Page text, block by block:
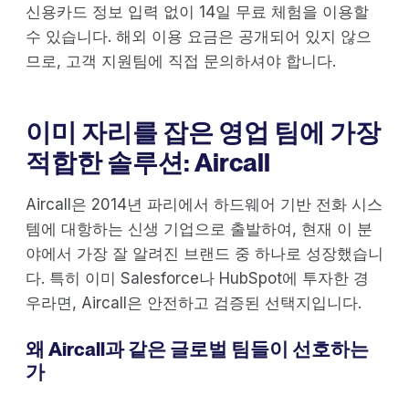
신용카드 정보 입력 없이 14일 무료 체험을 이용할
수 있습니다. 해외 이용 요금은 공개되어 있지 않으
므로, 고객 지원팀에 직접 문의하셔야 합니다.
이미 자리를 잡은 영업 팀에 가장
적합한 솔루션: Aircall
Aircall은 2014년 파리에서 하드웨어 기반 전화 시스
템에 대항하는 신생 기업으로 출발하여, 현재 이 분
야에서 가장 잘 알려진 브랜드 중 하나로 성장했습니
다. 특히 이미 Salesforce나 HubSpot에 투자한 경
우라면, Aircall은 안전하고 검증된 선택지입니다.
왜 Aircall과 같은 글로벌 팀들이 선호하는
가